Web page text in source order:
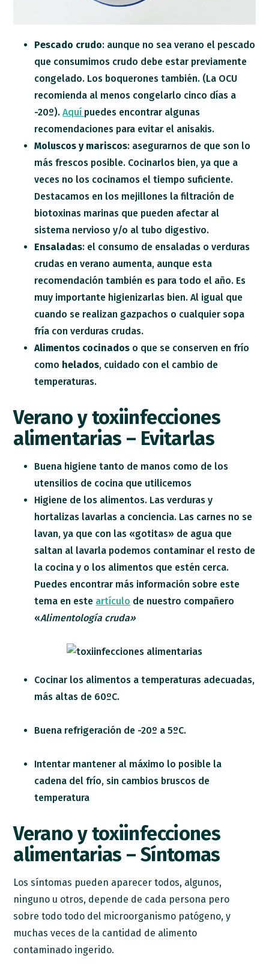
Pescado crudo: aunque no sea verano el pescado
que consumimos crudo debe estar previamente
congelado. Los boquerones también. (La OCU
recomienda al menos congelarlo cinco días a
-20º).Aquí puedes encontrar algunas
recomendaciones para evitar el anisakis.
Moluscos y mariscos: asegurarnos de que son lo
más frescos posible. Cocinarlos bien, ya que a
veces no los cocinamos el tiempo suficiente.
Destacamos en los mejillones la filtración de
biotoxinas marinas que pueden afectar al
sistema nervioso y/o al tubo digestivo.
Ensaladas: el consumo de ensaladas o verduras
crudas en verano aumenta, aunque esta
recomendación también es para todo el año. Es
muy importante higienizarlas bien. Al igual que
cuando se realizan gazpachos o cualquier sopa
fría con verduras crudas.
Alimentos cocinados o que se conserven en frío
como helados, cuidado con el cambio de
temperaturas.
Verano y toxiinfecciones
alimentarias – Evitarlas
Buena higiene tanto de manos como de los
utensilios de cocina que utilicemos
Higiene de los alimentos. Las verduras y
hortalizas lavarlas a conciencia. Las carnes no se
lavan, ya que con las «gotitas» de agua que
saltan al lavarla podemos contaminar el resto de
la cocina y o los alimentos que estén cerca.
Puedes encontrar más información sobre este
tema en este artículo de nuestro compañero
«Alimentología cruda»
Cocinar los alimentos a temperaturas adecuadas,
más altas de 60ºC.
Buena refrigeración de -20º a 5ºC.
Intentar mantener al máximo lo posible la
cadena del frío, sin cambios bruscos de
temperatura
Verano y toxiinfecciones
alimentarias – Síntomas
Los síntomas pueden aparecer todos, algunos,
ninguno u otros, depende de cada persona pero
sobre todo todo del microorganismo patógeno, y
muchas veces de la cantidad de alimento
contaminado ingerido.